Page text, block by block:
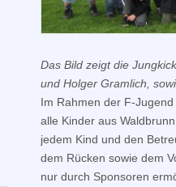
Das Bild zeigt die
und Holger Gramlich,
Im Rahmen der F-
alle Kinder aus
jedem Kind und den
dem Rücken sowie dem
nur durch Sponsoren